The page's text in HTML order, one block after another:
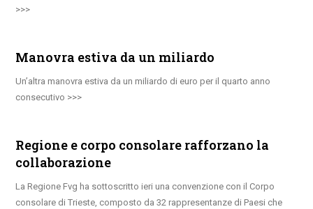
Manovra estiva da un miliardo
Un’altra manovra estiva da un miliardo di euro per il quarto anno
consecutivo
Regione e corpo consolare rafforzano la
collaborazione
La Regione Fvg ha sottoscritto ieri una convenzione con il Corpo
consolare di Trieste, composto da 32 rappresentanze di Paesi che